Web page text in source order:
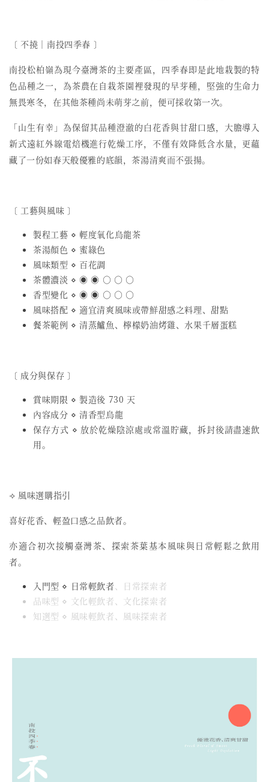
〔 不撓︱南投四季春 〕
南投松柏嶺為現今臺灣茶的主要產區，四季春即是此地栽製的特
色品種之一，為茶農在自栽茶園裡發現的早芽種，堅強的生命力
無畏寒冬，在其他茶種尚未萌芽之前，便可採收第一次。
「山生有幸」為保留其品種澄澈的白花香與甘甜口感，大膽導入
新式遠紅外線電焙機進行乾燥工序，不僅有效降低含水量，更蘊
藏了一份如春天般優雅的底韻，茶湯清爽而不張揚。
〔 工藝與風味 〕
製程工藝 ⋄ 輕度氧化烏龍茶
茶湯顏色 ⋄ 蜜綠色
風味類型 ⋄ 百花調
茶體濃淡 ⋄ ◉ ◉ ○ ○ ○
香型變化 ⋄ ◉ ◉ ○ ○ ○
風味搭配 ⋄ 適宜清爽風味或帶鮮甜感之料理、甜點
餐茶範例 ⋄ 清蒸鱸魚、檸檬奶油烤雞、水果千層蛋糕
〔 成分與保存 〕
賞味期限 ⋄ 製造後 730 天
內容成分 ⋄ 清香型烏龍
保存方式 ⋄ 放於乾燥陰涼處或常溫貯藏，拆封後請盡速飲
用。
⟢ 風味選購指引
喜好花香、輕盈口感之品飲者。
亦適合初次接觸臺灣茶、探索茶葉基本風味與日常輕鬆之飲用
者。
入門型 ⋄ 日常輕飲者、日常探索者
品味型 ⋄ 文化輕飲者、文化探索者
知選型 ⋄ 風味輕飲者、風味探索者